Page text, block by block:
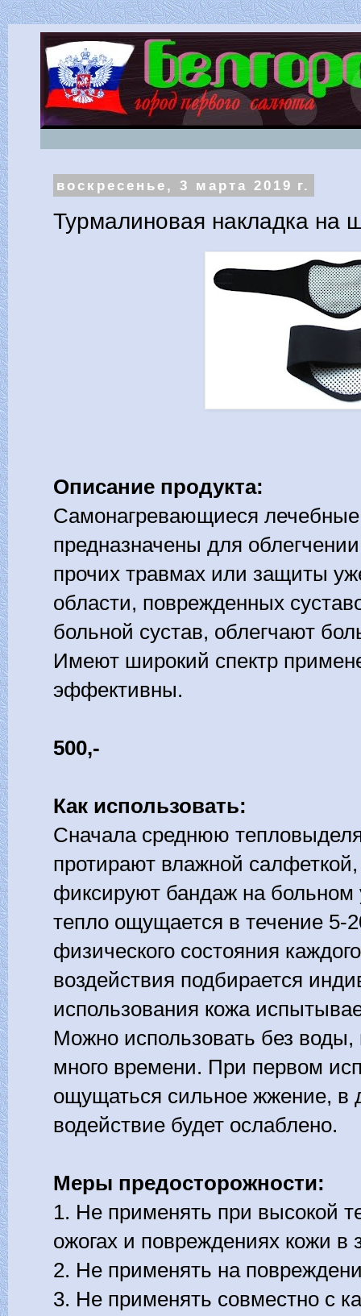
воскресенье, 3 марта 2019 г.
Турмалиновая накладка на
Описание продукта:
Самонагревающиеся
предназначены для
прочих травмах или защиты
области, поврежденных
больной сустав, облегчают
Имеют широкий спектр
эффективны.
500,-
Как использовать:
Сначала среднюю
протирают влажной
фиксируют бандаж на больном
тепло ощущается в течение 5-
физического состояния
воздействия подбирается
использования кожа
Можно использовать без воды,
много времени. При первом
ощущаться сильное жжение, в
водействие будет ослаблено.
Меры предосторожности:
1. Не применять при высокой
ожогах и повреждениях кожи в
2. Не применять на
3. Не применять совместно с